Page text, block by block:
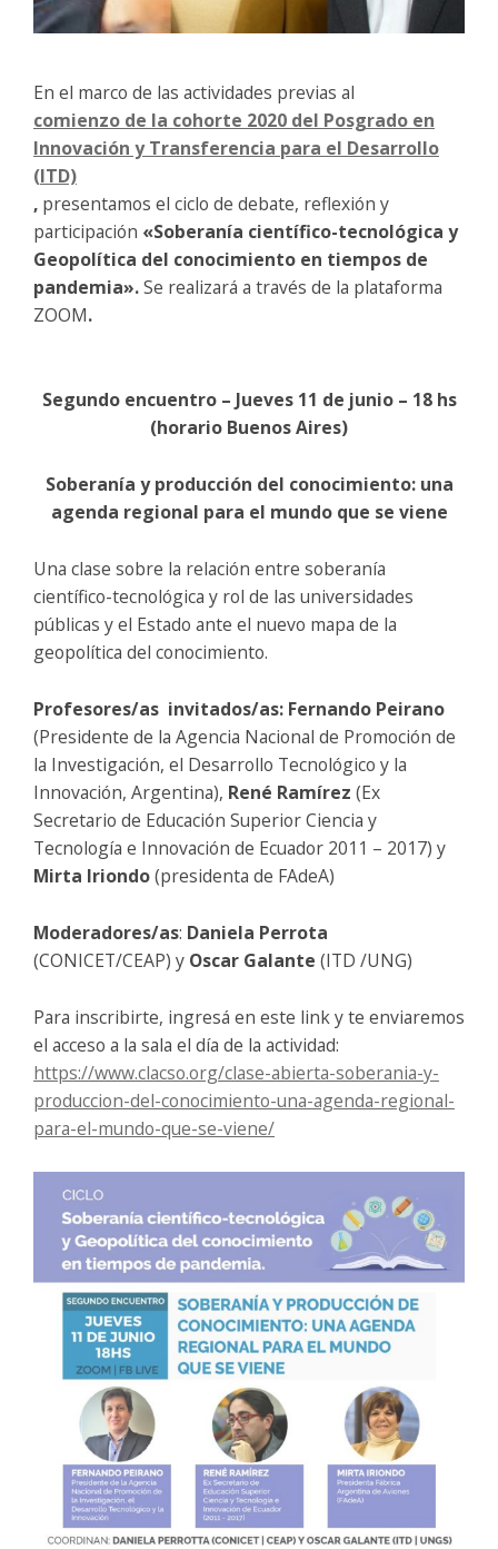
En el marco de las actividades previas al
comienzo de la cohorte 2020 del Posgrado en
Innovación y Transferencia para el Desarrollo
(ITD)
, presentamos el ciclo de debate, reflexión y
participación «Soberanía científico-tecnológica y
Geopolítica del conocimiento en tiempos de
pandemia».Se realizará a través de la plataforma
ZOOM.
Segundo encuentro – Jueves 11 de junio – 18 hs
(horario Buenos Aires)
Soberanía y producción del conocimiento: una
agenda regional para el mundo que se viene
Una clase sobre la relación entre soberanía
científico-tecnológica y rol de las universidades
públicas y el Estado ante el nuevo mapa de la
geopolítica del conocimiento.
Profesores/as invitados/as: Fernando Peirano
(Presidente de la Agencia Nacional de Promoción de
la Investigación, el Desarrollo Tecnológico y la
Innovación, Argentina), René Ramírez (Ex
Secretario de Educación Superior Ciencia y
Tecnología e Innovación de Ecuador 2011 – 2017) y
Mirta Iriondo(presidenta de FAdeA)
Moderadores/as: Daniela Perrota
(CONICET/CEAP) y Oscar Galante (ITD /UNG)
Para inscribirte, ingresá en este link y te enviaremos
el acceso a la sala el día de la actividad:
https://www.clacso.org/clase-abierta-soberania-y-
produccion-del-conocimiento-una-agenda-regional-
para-el-mundo-que-se-viene/